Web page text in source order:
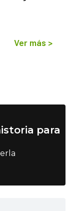
Ver más >
para